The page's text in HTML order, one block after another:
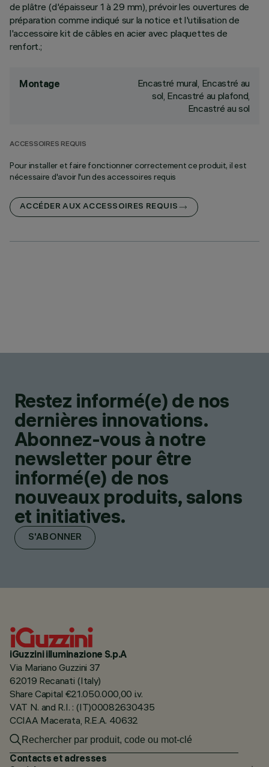
de plâtre (d'épaisseur 1 à 29 mm), prévoir les ouvertures de
préparation comme indiqué sur la notice et l'utilisation de
l'accessoire kit de câbles en acier avec plaquettes de
renfort.;
Montage
Encastré mural, Encastré au
sol, Encastré au plafond,
Encastré au sol
ACCESSOIRES REQUIS
Pour installer et faire fonctionner correctement ce produit, il est
nécessaire d'avoir l'un des accessoires requis
ACCÉDER AUX ACCESSOIRES REQUIS
Restez informé(e) de nos
dernières innovations.
Abonnez-vous à notre
newsletter pour être
informé(e) de nos
nouveaux produits, salons
et initiatives.
S'ABONNER
iGuzzini illuminazione S.p.A
Via Mariano Guzzini 37
62019 Recanati (Italy)
Share Capital €21.050.000,00 i.v.
VAT N. and R.I. : (IT)00082630435
CCIAA Macerata, R.E.A. 40632
Contacts et adresses